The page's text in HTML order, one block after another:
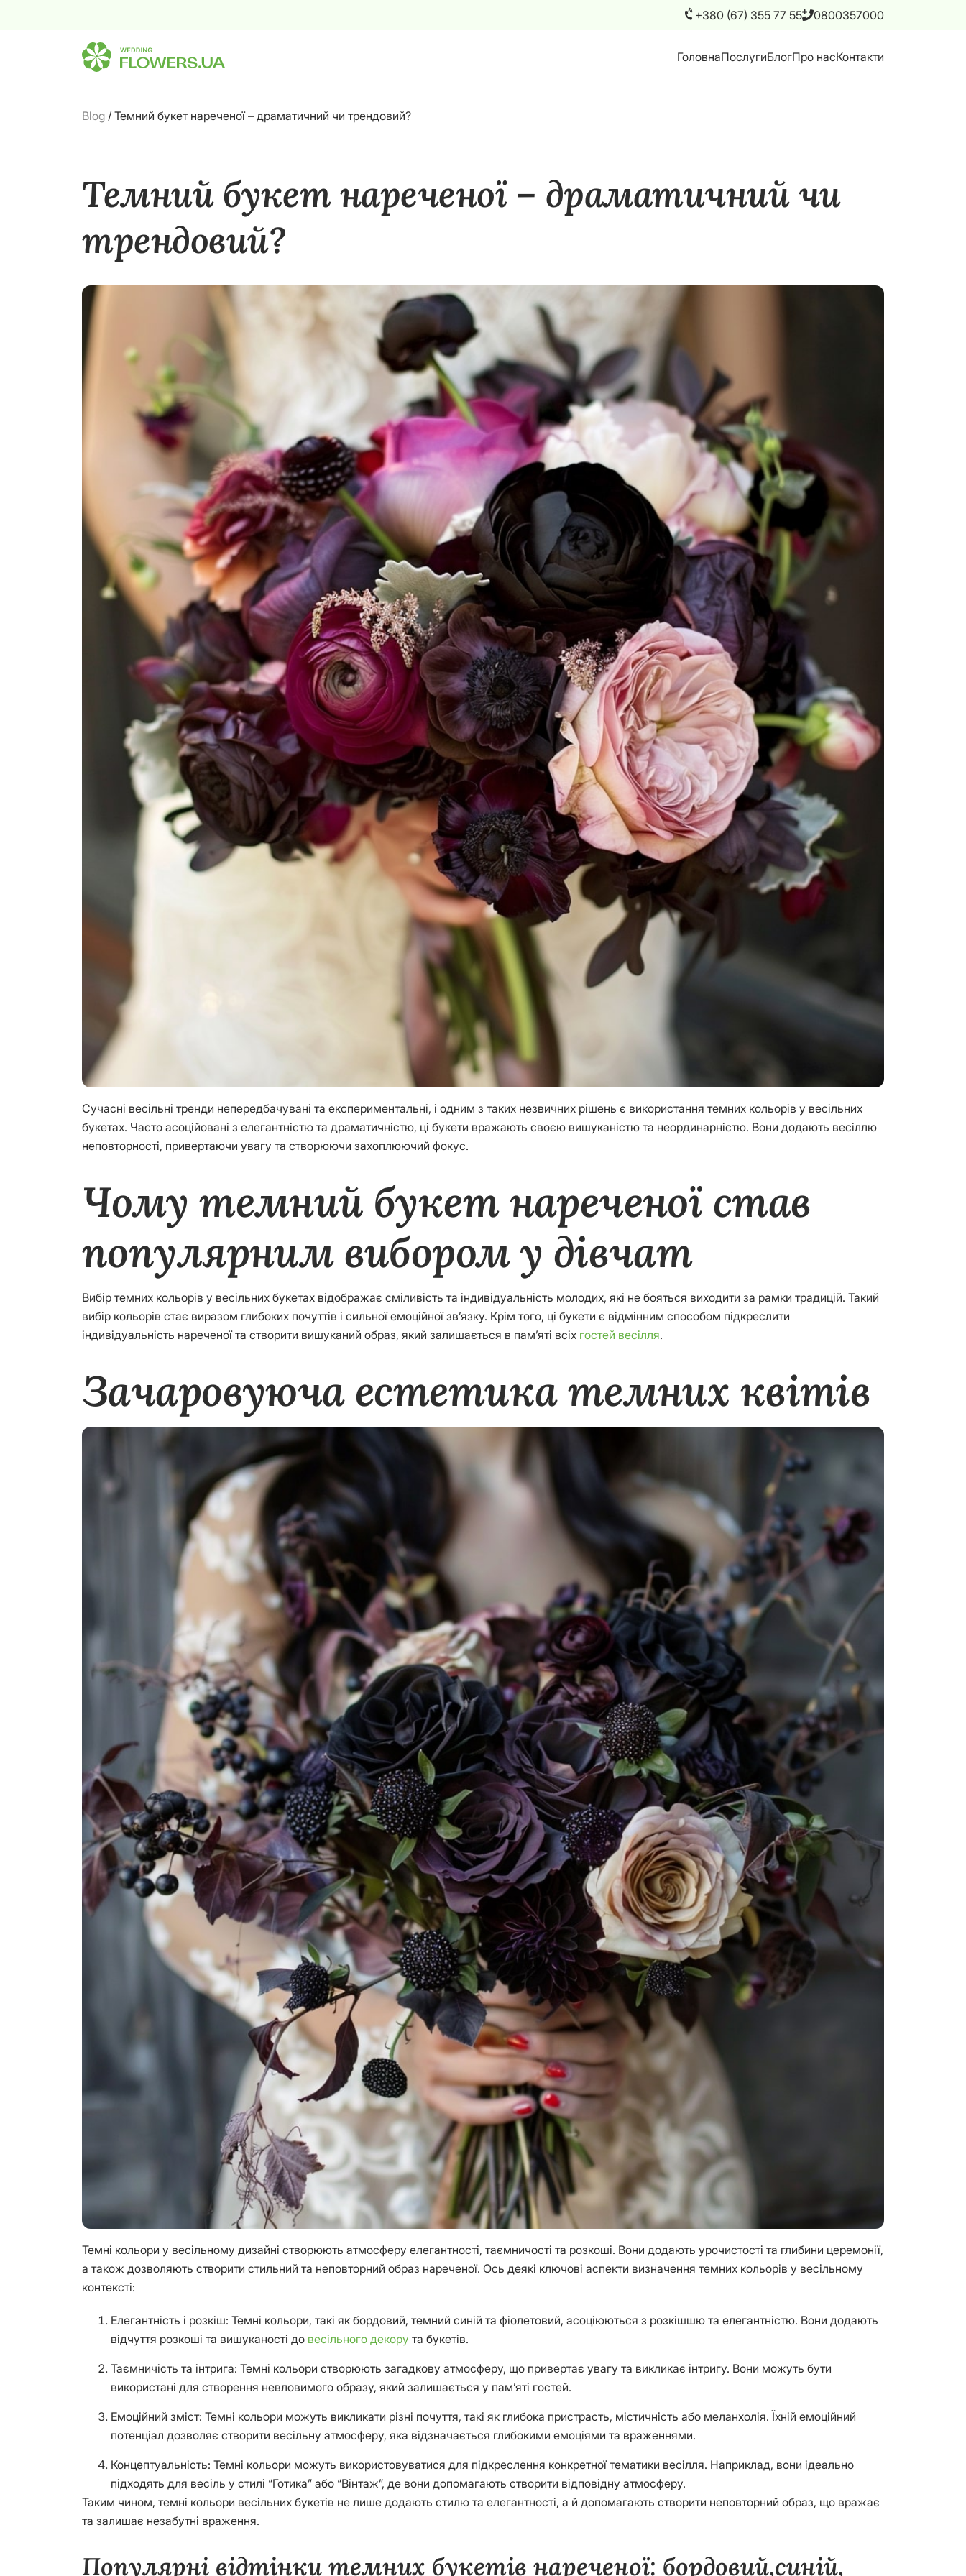
+380 (67) 355 77 55 0800357000
ГоловнаПослугиБлогПро насКонтакти
Blog / Темний букет нареченої – драматичний чи трендовий?
Темний букет нареченої – драматичний чи
трендовий?
Сучасні весільні тренди непередбачувані та експериментальні, і одним з таких незвичних рішень є використання темних кольорів у весільних
букетах. Часто асоційовані з елегантністю та драматичністю, ці букети вражають своєю вишуканістю та неординарністю. Вони додають весіллю
неповторності, привертаючи увагу та створюючи захоплюючий фокус.
Чому темний букет нареченої став
популярним вибором у дівчат
Вибір темних кольорів у весільних букетах відображає сміливість та індивідуальність молодих, які не бояться виходити за рамки традицій. Такий
вибір кольорів стає виразом глибоких почуттів і сильної емоційної зв’язку. Крім того, ці букети є відмінним способом підкреслити
індивідуальність нареченої та створити вишуканий образ, який залишається в пам’яті всіх гостей весілля.
Зачаровуюча естетика темних квітів
Темні кольори у весільному дизайні створюють атмосферу елегантності, таємничості та розкоші. Вони додають урочистості та глибини церемонії,
а також дозволяють створити стильний та неповторний образ нареченої. Ось деякі ключові аспекти визначення темних кольорів у весільному
контексті:
Елегантність і розкіш: Темні кольори, такі як бордовий, темний синій та фіолетовий, асоціюються з розкішшю та елегантністю. Вони додають
відчуття розкоші та вишуканості до весільного декору та букетів.
Таємничість та інтрига: Темні кольори створюють загадкову атмосферу, що привертає увагу та викликає інтригу. Вони можуть бути
використані для створення невловимого образу, який залишається у пам’яті гостей.
Емоційний зміст: Темні кольори можуть викликати різні почуття, такі як глибока пристрасть, містичність або меланхолія. Їхній емоційний
потенціал дозволяє створити весільну атмосферу, яка відзначається глибокими емоціями та враженнями.
Концептуальність: Темні кольори можуть використовуватися для підкреслення конкретної тематики весілля. Наприклад, вони ідеально
підходять для весіль у стилі “Готика” або “Вінтаж”, де вони допомагають створити відповідну атмосферу.
Таким чином, темні кольори весільних букетів не лише додають стилю та елегантності, а й допомагають створити неповторний образ, що вражає
та залишає незабутні враження.
Популярні відтінки темних букетів нареченої: бордовий,синій,